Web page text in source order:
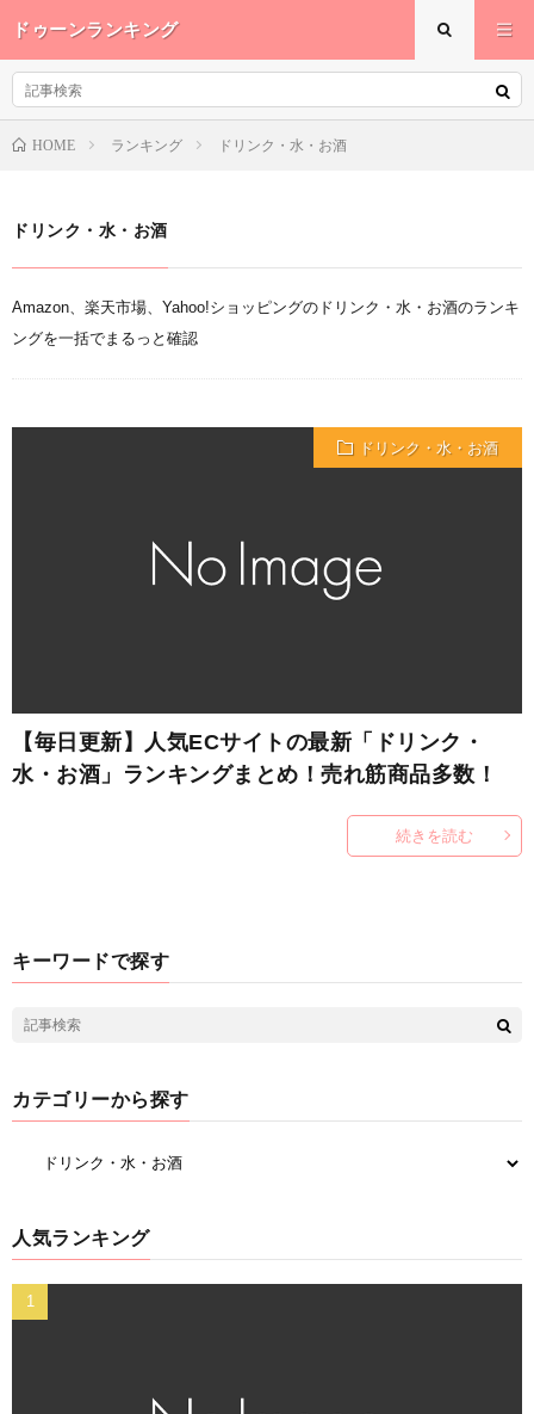
ドゥーンランキング
HOME ランキング ドリンク・水・お酒
ドリンク・水・お酒
Amazon、楽天市場、Yahoo!ショッピングのドリンク・水・お酒のランキ
ングを一括でまるっと確認
ドリンク・水・お酒
【毎日更新】人気ECサイトの最新「ドリンク・
水・お酒」ランキングまとめ！売れ筋商品多数！
続きを読む
キーワードで探す
カテゴリーから探す
人気ランキング